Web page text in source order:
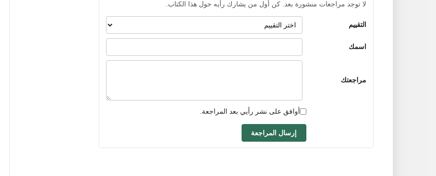
لا توجد مراجعات منشورة بعد. كن أول من يشارك رأيه حول هذا الكتاب.
التقييم
اسمك
مراجعتك
أوافق على نشر رأيي بعد المراجعة.
إرسال المراجعة